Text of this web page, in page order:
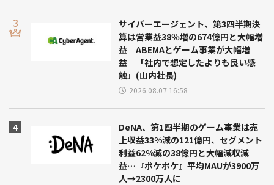
サイバーエージェント、第3四半期決
算は営業益38％増の674億円と大幅増
益 ABEMAとゲーム事業が大幅増
益 「社内で想定したよりも良い感
触」(山内社長)
2026.08.07 16:58
DeNA、第1四半期のゲーム事業は売
上収益33%減の121億円、セグメント
利益62%減の38億円と大幅減収減
益…『ポケポケ』平均MAUが3900万
人→2300万人に